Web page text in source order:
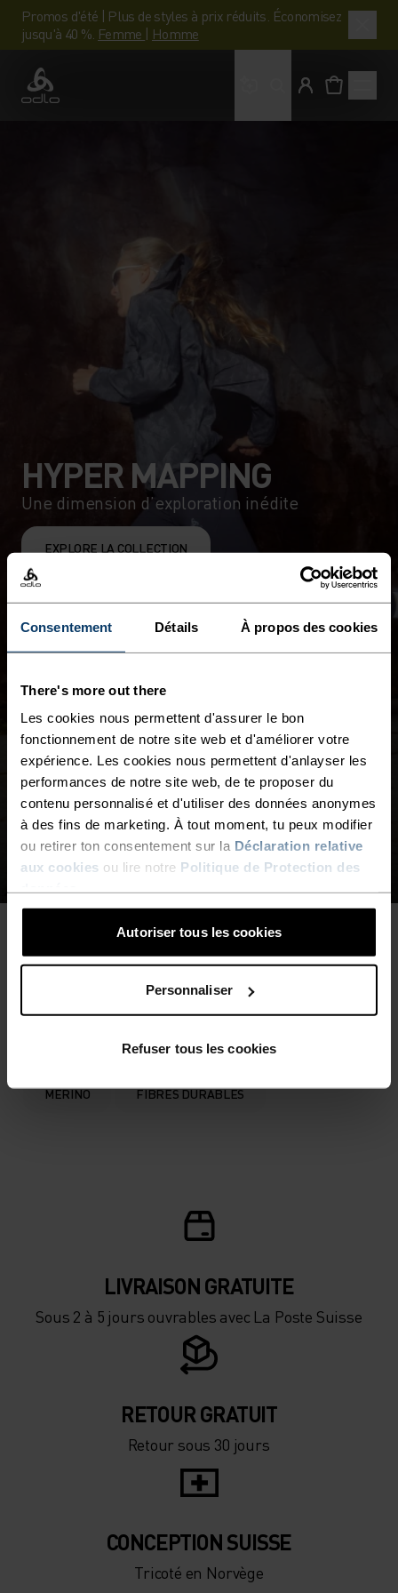
Consentement Détails À propos des cookies
There's more out there
Les cookies nous permettent d'assurer le bon
fonctionnement de notre site web et d'améliorer votre
expérience. Les cookies nous permettent d'anlayser les
performances de notre site web, de te proposer du
contenu personnalisé et d'utiliser des données anonymes
à des fins de marketing. À tout moment, tu peux modifier
ou retirer ton consentement sur la Déclaration relative
aux cookies ou lire notre Politique de Protection des
Autoriser tous les cookies
Personnaliser
Refuser tous les cookies
Promos d'été | Plus de styles à prix réduits. Économisez
jusqu'à 40 %. Femme | Homme
Odlo
HYPER MAPPING
Une dimension d’exploration inédite
EXPLORE LA COLLECTION
ACHETER PAR COLLECTION
COLLECTIVE VOICES
MERINO FIBRES DURABLES
LIVRAISON GRATUITE
Sous 2 à 5 jours ouvrables avec La Poste Suisse
RETOUR GRATUIT
Retour sous 30 jours
CONCEPTION SUISSE
Tricoté en Norvège